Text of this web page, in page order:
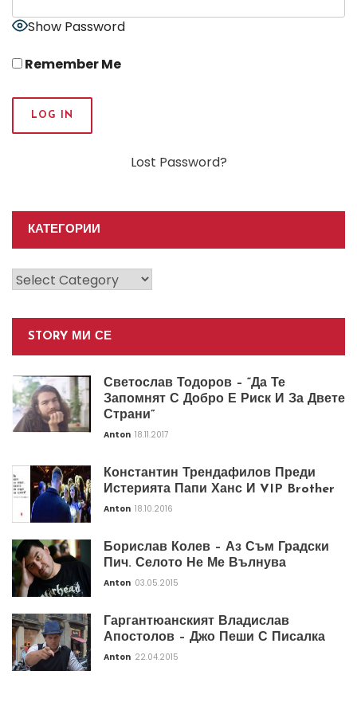
Show Password
Remember Me
Lost Password?
КАТЕГОРИИ
Категории
STORY МИ СЕ
Светослав Тодоров – “Да Те
Запомнят С Добро Е Риск И За Двете
Страни”
Anton 18.11.2017
Константин Трендафилов Преди
Истерията Папи Ханс И VIP Brother
Anton 18.10.2016
Борислав Колев – Аз Съм Градски
Пич. Селото Не Ме Вълнува
Anton 03.05.2015
Гаргантюанският Владислав
Апостолов – Джо Пеши С Писалка
Anton 22.04.2015